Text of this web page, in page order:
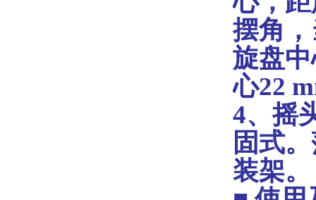
摆角
旋盘
心22
4、摇
固式
装架。